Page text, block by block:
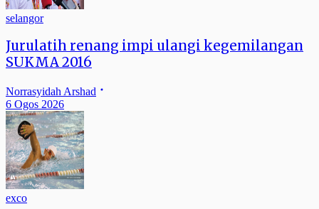
selangor
Jurulatih renang impi ulangi kegemilangan
SUKMA 2016
Norrasyidah Arshad
6 Ogos 2026
exco